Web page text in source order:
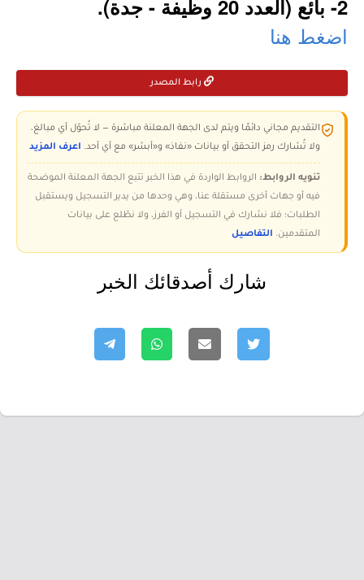
2- بائع (العدد 20 وظيفة - جدة).
اضغط هنا
رابط المصدر
التقديم مجاني دائمًا ويتم لدى الجهة المعلنة مباشرة — لا تُحوّل أي مبالغ،
ولا تُشارك رمز التحقق أو بيانات «نفاذ» و«أبشر» مع أي أحد. اعرف المزيد
تنويه الروابط: الروابط الواردة في هذا الخبر تتبع الجهة المعلنة الموضحة
فيه أو جهات أخرى مستقلة عنا، وهي وحدها من يدير التسجيل ويستقبل
الطلبات؛ فلا نشارك في التسجيل أو الفرز، ولا نطّلع على بيانات
المتقدمين. التفاصيل
شارك أصدقائك الخبر